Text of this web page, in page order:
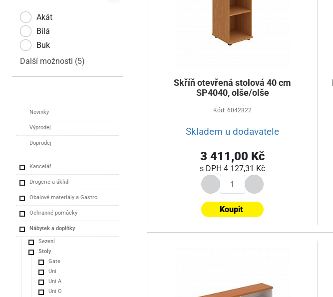
Akát
Bílá
Buk
Další možnosti (5)
Novinky
Výprodej
Doprodej
Kancelář
Drogerie a úklid
Obalové materiály a Gastro
Ochranné pomůcky
Nábytek a doplňky
Sezení
Stoly
Gate
Uni
Uni A
Uni O
Skříň otevřená stolová 40 cm
SP4040, olše/olše
Kód: 6042822
Skladem u dodavatele
3 411,00 Kč
s DPH 4 127,31 Kč
Koupit